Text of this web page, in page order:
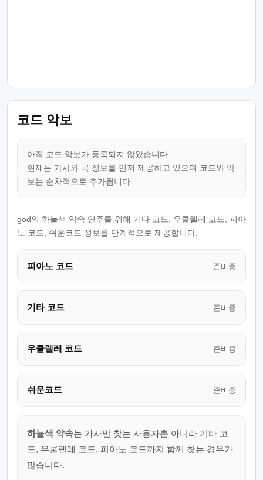
코드 악보
아직 코드 악보가 등록되지 않았습니다.
현재는 가사와 곡 정보를 먼저 제공하고 있으며 코드와 악
보는 순차적으로 추가됩니다.
god의 하늘색 약속 연주를 위해 기타 코드, 우쿨렐레 코드, 피아
노 코드, 쉬운코드 정보를 단계적으로 제공합니다.
피아노 코드 준비중
기타 코드 준비중
우쿨렐레 코드 준비중
쉬운코드 준비중
하늘색 약속는 가사만 찾는 사용자뿐 아니라 기타 코
드, 우쿨렐레 코드, 피아노 코드까지 함께 찾는 경우가
많습니다.